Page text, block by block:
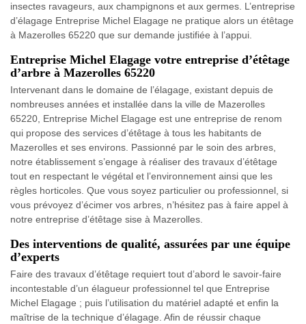
insectes ravageurs, aux champignons et aux germes. L’entreprise
d’élagage Entreprise Michel Elagage ne pratique alors un étêtage
à Mazerolles 65220 que sur demande justifiée à l’appui.
Entreprise Michel Elagage votre entreprise d’étêtage
d’arbre à Mazerolles 65220
Intervenant dans le domaine de l’élagage, existant depuis de
nombreuses années et installée dans la ville de Mazerolles
65220, Entreprise Michel Elagage est une entreprise de renom
qui propose des services d’étêtage à tous les habitants de
Mazerolles et ses environs. Passionné par le soin des arbres,
notre établissement s’engage à réaliser des travaux d’étêtage
tout en respectant le végétal et l’environnement ainsi que les
règles horticoles. Que vous soyez particulier ou professionnel, si
vous prévoyez d’écimer vos arbres, n’hésitez pas à faire appel à
notre entreprise d’étêtage sise à Mazerolles.
Des interventions de qualité, assurées par une équipe
d’experts
Faire des travaux d’étêtage requiert tout d’abord le savoir-faire
incontestable d’un élagueur professionnel tel que Entreprise
Michel Elagage ; puis l’utilisation du matériel adapté et enfin la
maîtrise de la technique d’élagage. Afin de réussir chaque